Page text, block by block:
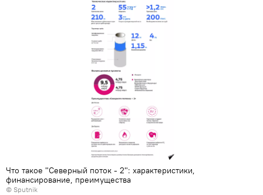
Что такое "Северный поток - 2": характеристики,
финансирование, преимущества
© Sputnik